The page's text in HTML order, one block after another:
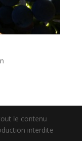
le contenu
interdite